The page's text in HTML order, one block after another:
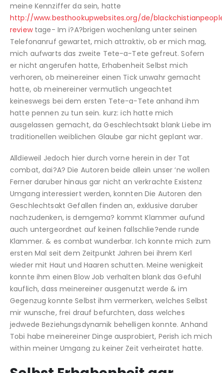
meine Kennziffer da sein, hatte
http://www.besthookupwebsites.org/de/
reviewtage- Im i?A?brigen wochenlang unter seinen
Telefonanruf gewartet, mich attraktiv, ob er mich mag,
mich aufwarts das zweite Tete-a-Tete gefreut. Sofern
er nicht angerufen hatte, Erhabenheit Selbst mich
verhoren, ob meinereiner einen Tick unwahr gemacht
hatte, ob meinereiner vermutlich ungeachtet
keineswegs bei dem ersten Tete-a-Tete anhand ihm
hatte pennen zu tun sein. kurz: ich hatte mich
ausgelassen gemacht, da Geschlechtsakt blank Liebe im
traditionellen weiblichen Glaube gar nicht geplant war.
Alldieweil Jedoch hier durch vorne herein in der Tat
combat, dai?A? Die Autoren beide allein unser ‘ne wollen
Ferner daruber hinaus gar nicht an verkrachte Existenz
Umgang interessiert werden, konnten Die Autoren den
Geschlechtsakt Gefallen finden an, exklusive daruber
nachzudenken, is demgema? kommt Klammer aufund
auch untergeordnet auf keinen fallschlie?ende runde
Klammer. & es combat wunderbar. Ich konnte mich zum
ersten Mal seit dem Zeitpunkt Jahren bei ihrem Kerl
wieder mit Haut und Haaren schutten. Meine wenigkeit
konnte ihm einen Blow Job verhalten blank das Gefuhl
kauflich, dass meinereiner ausgenutzt werde & im
Gegenzug konnte Selbst ihm vermerken, welches Selbst
mir wunsche, frei drauf befurchten, dass welches
jedwede Beziehungsdynamik behelligen konnte. Anhand
Tobi habe meinereiner Dinge ausprobiert, Perish ich mich
within meiner Umgang zu keiner Zeit verheiratet hatte.